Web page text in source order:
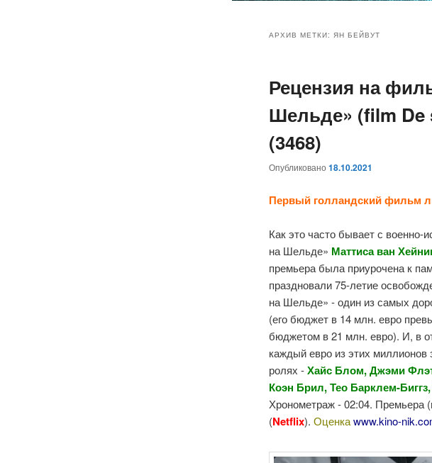
основному
содержимому
дополнительному
содержимому
АРХИВ МЕТКИ:ЯН БЕЙВУТ
Рецензия на
Шельде» (film De
(3468)
Опубликовано18.10.2021
Первый голландский фильм
Как это часто бывает с
на Шельде» Маттиса ван
премьера была приурочена к
праздновали 75-летие
на Шельде» - один из самых
(его бюджет в 14 млн. евро
бюджетом в 21 млн. евро). И, в
каждый евро из этих миллионов
ролях -Хайс Блом, Джэми
Коэн Брил, Тео Барклем-
Хронометраж - 02:04. Премьера
(Netflix).Оценкаwww.kino-